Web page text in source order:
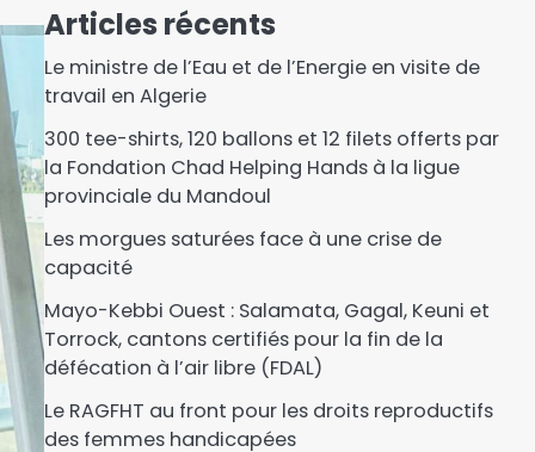
Articles récents
Le ministre de l’Eau et de l’Energie en visite de
travail en Algerie
300 tee-shirts, 120 ballons et 12 filets offerts par
la Fondation Chad Helping Hands à la ligue
provinciale du Mandoul
Les morgues saturées face à une crise de
capacité
Mayo-Kebbi Ouest : Salamata, Gagal, Keuni et
Torrock, cantons certifiés pour la fin de la
défécation à l’air libre (FDAL)
Le RAGFHT au front pour les droits reproductifs
des femmes handicapées